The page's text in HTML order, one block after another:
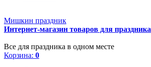
Мишкин праздник
Интернет-магазин товаров для праздника
Все для праздника в одном месте
Корзина: 0